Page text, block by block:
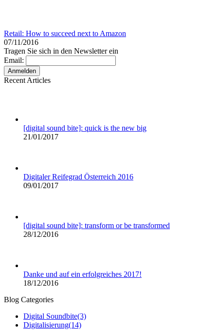
Retail: How to succeed next to Amazon
07/11/2016
Tragen Sie sich in den Newsletter ein
Email:
Recent Articles
[digital sound bite]: quick is the new big
21/01/2017
Digitaler Reifegrad Österreich 2016
09/01/2017
[digital sound bite]: transform or be transformed
28/12/2016
Danke und auf ein erfolgreiches 2017!
18/12/2016
Blog Categories
Digital Soundbite(3)
Digitalisierung(14)